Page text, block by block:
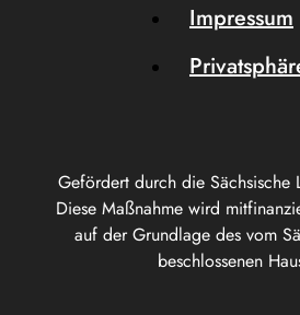
Gefördert durch die Sächsische
Diese Maßnahme wird
auf der Grundlage des vom
beschlossenen
Impressum